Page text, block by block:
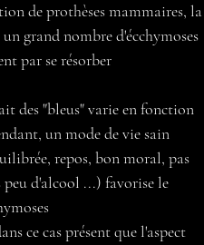
de prothèses mammaires, la
grand nombre d'écchymoses
par se résorber
des "bleus" varie en fonction
un mode de vie sain
repos, bon moral, pas
peu d'alcool ...) favorise le
ce cas présent que l'aspect